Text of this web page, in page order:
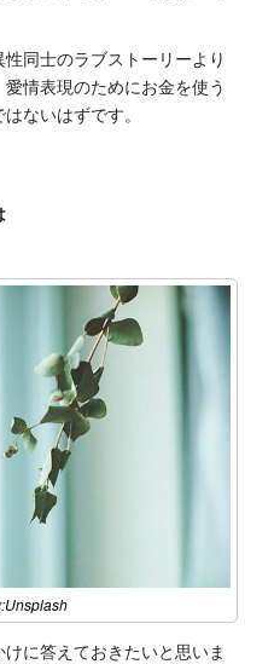
同士のラブストーリーより
情表現のためにお金を使う
ないはずです。
Unsplash
に答えておきたいと思いま